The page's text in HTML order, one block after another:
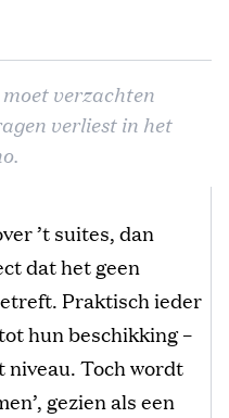
verzachten
verliest in het
’t suites, dan
dat het geen
Praktisch ieder
hun beschikking –
niveau. Toch wordt
gezien als een